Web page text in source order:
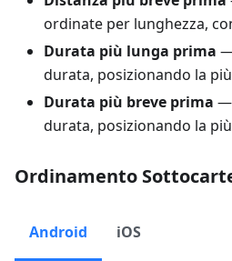
ordinate per lunghezza,
Durata più lunga prima
durata, posizionando la
Durata più breve prima —
durata, posizionando la
Ordinamento
Android iOS